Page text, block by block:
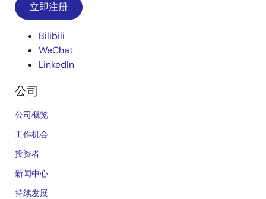
立即注册
Bilibili
WeChat
LinkedIn
公司
公司概览
工作机会
投资者
新闻中心
持续发展